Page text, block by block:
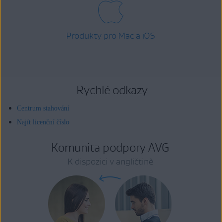
Produkty pro Mac a iOS
Rychlé odkazy
Centrum stahování
Najít licenční číslo
Komunita podpory AVG
K dispozici v angličtině